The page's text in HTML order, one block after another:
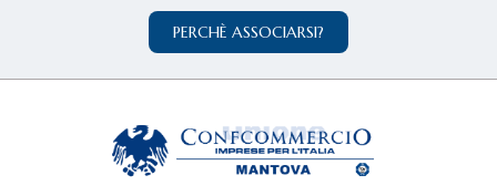
PERCHÈ ASSOCIARSI?